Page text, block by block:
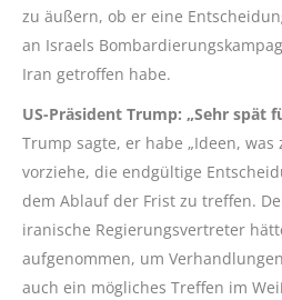
zu äußern, ob er eine
an Israels
Iran getroffen habe.
US-Präsident Trump: „Sehr spät
Trump sagte, er habe „Ideen,
vorziehe, die endgültige
dem Ablauf der Frist zu treffen.
iranische Regierungsvertreter
aufgenommen, um
auch ein mögliches Treffen im